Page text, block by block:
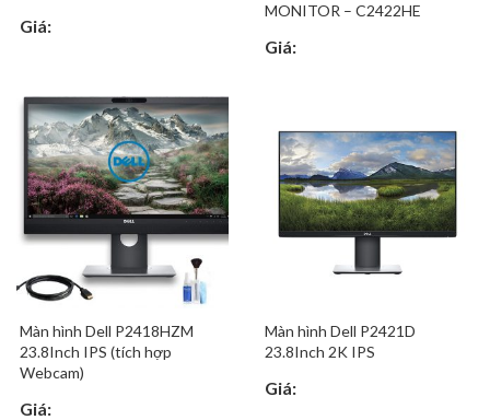
Giá:
MONITOR – C2422HE
Giá:
Màn hình Dell P2418HZM
23.8Inch IPS (tích hợp
Webcam)
Giá:
Màn hình Dell P2421D
23.8Inch 2K IPS
Giá: